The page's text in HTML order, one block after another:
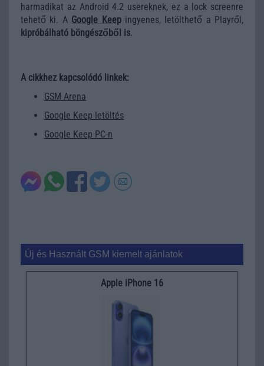
harmadikat az Android 4.2 usereknek, ez a lock screenre
tehető ki. A Google Keepingyenes, letölthető a Playről,
kipróbálható böngészőből is.
A cikkhez kapcsolódó linkek:
GSM Arena
Google Keep letöltés
Google Keep PC-n
Új és Használt GSM kiemelt ajánlatok
Apple iPhone 16